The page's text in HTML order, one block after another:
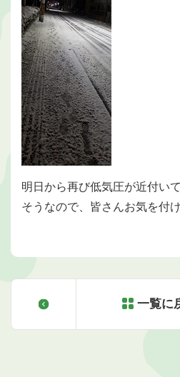
明日から再び低気圧が近付い
そうなので、皆さんお気を付
一覧に